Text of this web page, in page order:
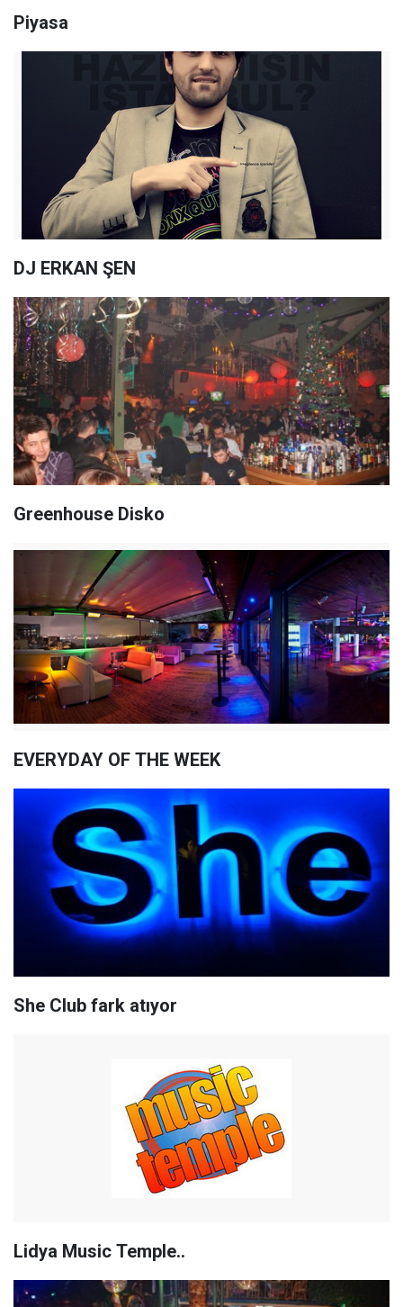
Piyasa
DJ ERKAN ŞEN
Greenhouse Disko
EVERYDAY OF THE WEEK
She Club fark atıyor
Lidya Music Temple..